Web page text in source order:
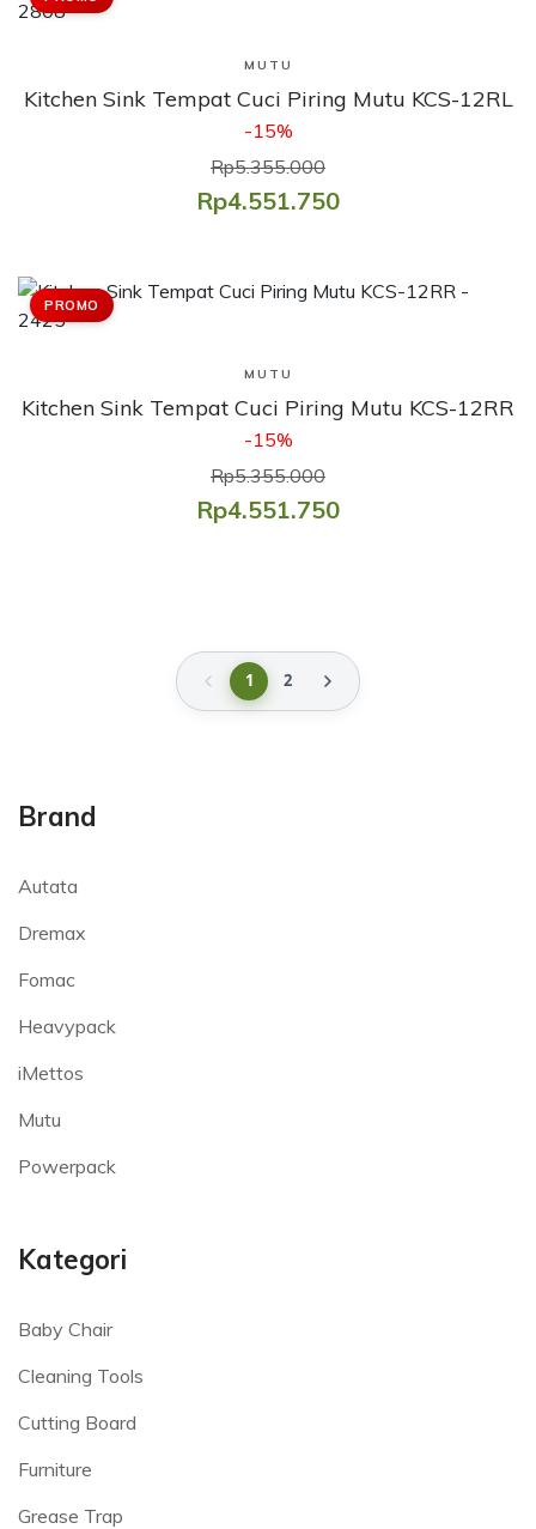
Brand
Autata
Dremax
Fomac
Heavypack
iMettos
Mutu
Powerpack
Kategori
Baby Chair
Cleaning Tools
Cutting Board
Furniture
Grease Trap
Lihat Produk
MUTU
Kitchen Sink Tempat Cuci Piring Mutu KCS-12RL
-15%
Rp5.355.000
Rp4.551.750
PROMO
Lihat Produk
MUTU
Kitchen Sink Tempat Cuci Piring Mutu KCS-12RR
-15%
Rp5.355.000
Rp4.551.750
1 2